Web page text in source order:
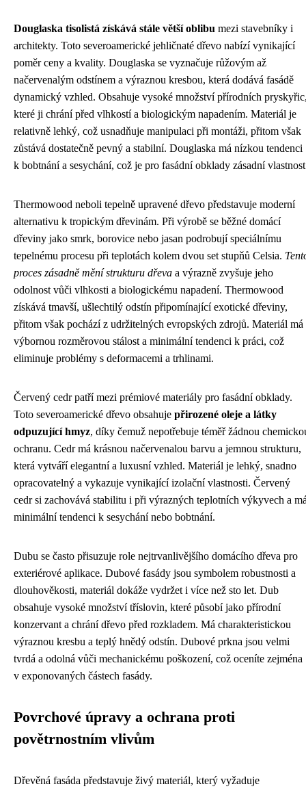
Douglaska tisolistá získává stále větší oblibu mezi stavebníky i
architekty. Toto severoamerické jehličnaté dřevo nabízí vynikající
poměr ceny a kvality. Douglaska se vyznačuje růžovým až
načervenalým odstínem a výraznou kresbou, která dodává fasádě
dynamický vzhled. Obsahuje vysoké množství přírodních
které ji chrání před vlhkostí a biologickým napadením. Materiál je
relativně lehký, což usnadňuje manipulaci při montáži, přitom však
zůstává dostatečně pevný a stabilní. Douglaska má nízkou tendenci
k bobtnání a sesychání, což je pro fasádní obklady zásadní
Thermowood neboli tepelně upravené dřevo představuje moderní
alternativu k tropickým dřevinám. Při výrobě se běžné domácí
dřeviny jako smrk, borovice nebo jasan podrobují speciálnímu
tepelnému procesu při teplotách kolem dvou set stupňů Celsia.
proces zásadně mění strukturu dřeva a výrazně zvyšuje jeho
odolnost vůči vlhkosti a biologickému napadení. Thermowood
získává tmavší, ušlechtilý odstín připomínající exotické dřeviny,
přitom však pochází z udržitelných evropských zdrojů. Materiál má
výbornou rozměrovou stálost a minimální tendenci k práci, což
eliminuje problémy s deformacemi a trhlinami.
Červený cedr patří mezi prémiové materiály pro fasádní obklady.
Toto severoamerické dřevo obsahuje přirozené oleje a látky
odpuzující hmyz, díky čemuž nepotřebuje téměř žádnou
ochranu. Cedr má krásnou načervenalou barvu a jemnou strukturu,
která vytváří elegantní a luxusní vzhled. Materiál je lehký, snadno
opracovatelný a vykazuje vynikající izolační vlastnosti. Červený
cedr si zachovává stabilitu i při výrazných teplotních výkyvech a
minimální tendenci k sesychání nebo bobtnání.
Dubu se často přisuzuje role nejtrvanlivějšího domácího dřeva pro
exteriérové aplikace. Dubové fasády jsou symbolem robustnosti a
dlouhověkosti, materiál dokáže vydržet i více než sto let. Dub
obsahuje vysoké množství tříslovin, které působí jako přírodní
konzervant a chrání dřevo před rozkladem. Má charakteristickou
výraznou kresbu a teplý hnědý odstín. Dubové prkna jsou velmi
tvrdá a odolná vůči mechanickému poškození, což oceníte zejména
v exponovaných částech fasády.
Povrchové úpravy a ochrana proti
povětrnostním vlivům
Dřevěná fasáda představuje živý materiál, který vyžaduje